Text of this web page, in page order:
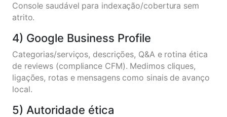
Console saudável para indexação/cobertura sem
atrito.
4) Google Business Profile
Categorias/serviços, descrições, Q&A e rotina ética
de reviews (compliance CFM). Medimos cliques,
ligações, rotas e mensagens como sinais de avanço
local.
5) Autoridade ética